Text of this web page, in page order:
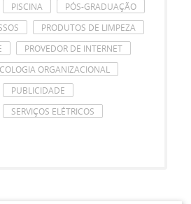
PISCINA
PÓS-GRADUAÇÃO
PRODUTOS DE LIMPEZA
PROVEDOR DE INTERNET
ORGANIZACIONAL
PUBLICIDADE
SERVIÇOS ELÉTRICOS